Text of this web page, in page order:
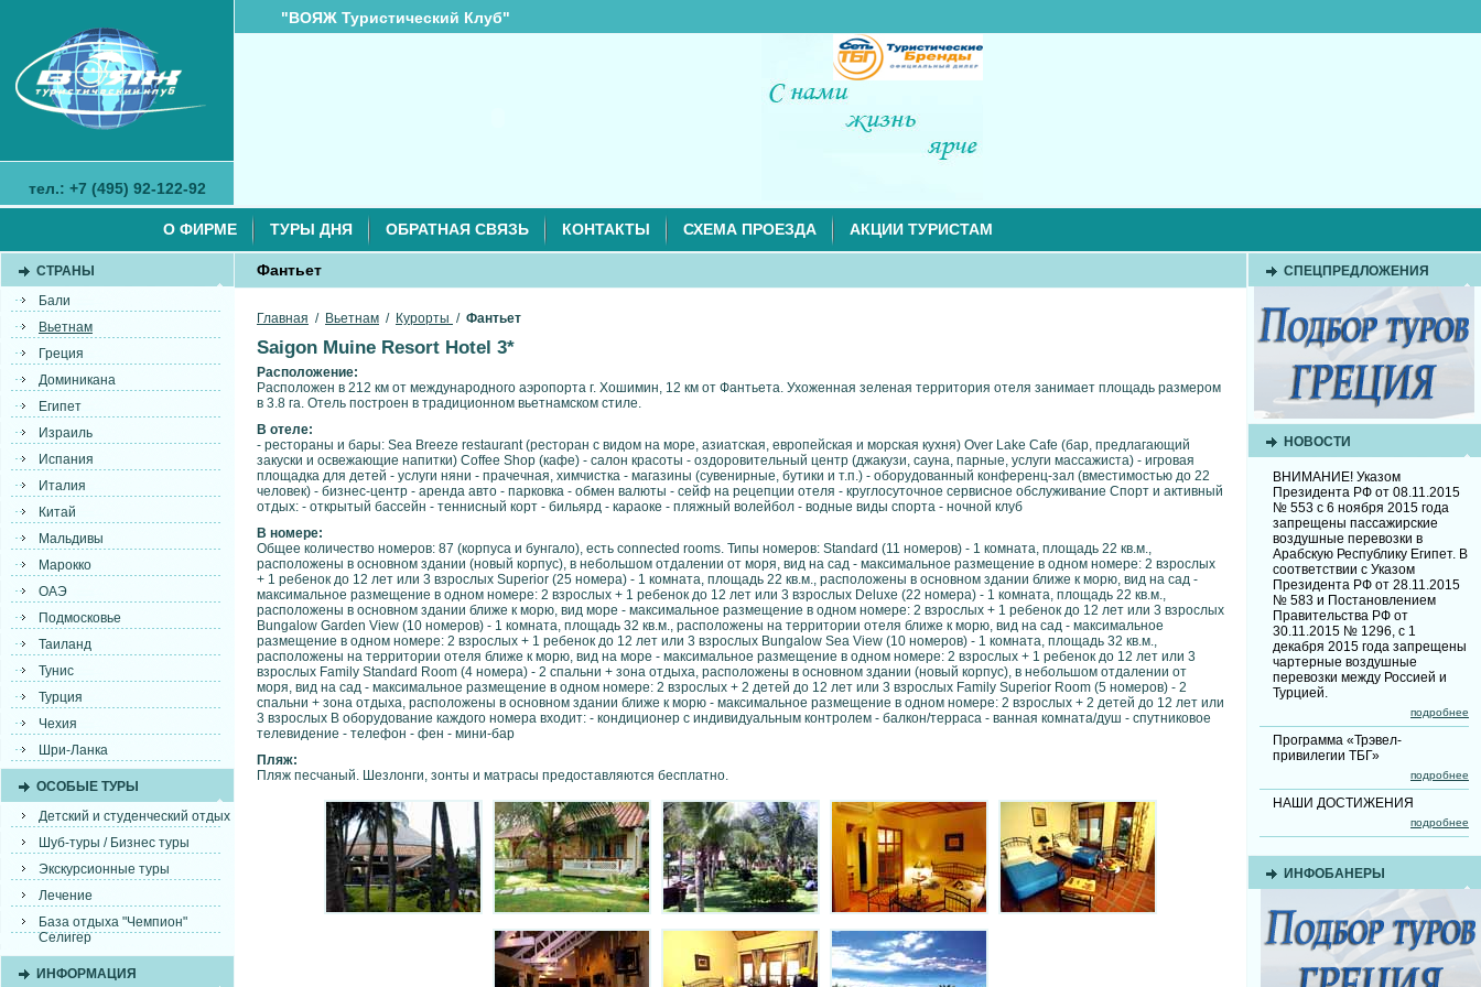
тел.: +7 (495) 92-122-92
"ВОЯЖ Туристический Клуб"
О ФИРМЕ ТУРЫ ДНЯ ОБРАТНАЯ СВЯЗЬ КОНТАКТЫ СХЕМА ПРОЕЗДА АКЦИИ ТУРИСТАМ
СТРАНЫ
Бали
Вьетнам
Греция
Доминикана
Египет
Израиль
Испания
Италия
Китай
Мальдивы
Марокко
ОАЭ
Подмосковье
Таиланд
Тунис
Турция
Чехия
Шри-Ланка
ОСОБЫЕ ТУРЫ
Детский и студенческий отдых
Шуб-туры / Бизнес туры
Экскурсионные туры
Лечение
База отдыха "Чемпион"
Селигер
ИНФОРМАЦИЯ
Фантьет
Главная / Вьетнам / Курорты / Фантьет
Saigon Muine Resort Hotel 3*
Расположение:
Расположен в 212 км от международного аэропорта г. Хошимин, 12 км от Фантьета. Ухоженная зеленая территория отеля занимает площадь размером
в 3.8 га. Отель построен в традиционном вьетнамском стиле.
В отеле:
- рестораны и бары: Sea Breeze restaurant (ресторан с видом на море, азиатская, европейская и морская кухня) Over Lake Cafe (бар, предлагающий
закуски и освежающие напитки) Coffee Shop (кафе) - салон красоты - оздоровительный центр (джакузи, сауна, парные, услуги массажиста) - игровая
площадка для детей - услуги няни - прачечная, химчистка - магазины (сувенирные, бутики и т.п.) - оборудованный конференц-зал (вместимостью до 22
человек) - бизнес-центр - аренда авто - парковка - обмен валюты - сейф на рецепции отеля - круглосуточное сервисное обслуживание Спорт и активный
отдых: - открытый бассейн - теннисный корт - бильярд - караоке - пляжный волейбол - водные виды спорта - ночной клуб
В номере:
Общее количество номеров: 87 (корпуса и бунгало), есть connected rooms. Типы номеров: Standard (11 номеров) - 1 комната, площадь 22 кв.м.,
расположены в основном здании (новый корпус), в небольшом отдалении от моря, вид на сад - максимальное размещение в одном номере: 2 взрослых
+ 1 ребенок до 12 лет или 3 взрослых Superior (25 номера) - 1 комната, площадь 22 кв.м., расположены в основном здании ближе к морю, вид на сад -
максимальное размещение в одном номере: 2 взрослых + 1 ребенок до 12 лет или 3 взрослых Deluxe (22 номера) - 1 комната, площадь 22 кв.м.,
расположены в основном здании ближе к морю, вид море - максимальное размещение в одном номере: 2 взрослых + 1 ребенок до 12 лет или 3 взрослых
Bungalow Garden View (10 номеров) - 1 комната, площадь 32 кв.м., расположены на территории отеля ближе к морю, вид на сад - максимальное
размещение в одном номере: 2 взрослых + 1 ребенок до 12 лет или 3 взрослых Bungalow Sea View (10 номеров) - 1 комната, площадь 32 кв.м.,
расположены на территории отеля ближе к морю, вид на море - максимальное размещение в одном номере: 2 взрослых + 1 ребенок до 12 лет или 3
взрослых Family Standard Room (4 номера) - 2 спальни + зона отдыха, расположены в основном здании (новый корпус), в небольшом отдалении от
моря, вид на сад - максимальное размещение в одном номере: 2 взрослых + 2 детей до 12 лет или 3 взрослых Family Superior Room (5 номеров) - 2
спальни + зона отдыха, расположены в основном здании ближе к морю - максимальное размещение в одном номере: 2 взрослых + 2 детей до 12 лет или
3 взрослых В оборудование каждого номера входит: - кондиционер с индивидуальным контролем - балкон/терраса - ванная комната/душ - спутниковое
телевидение - телефон - фен - мини-бар
Пляж:
Пляж песчаный. Шезлонги, зонты и матрасы предоставляются бесплатно.
СПЕЦПРЕДЛОЖЕНИЯ
НОВОСТИ
ВНИМАНИЕ! Указом
Президента РФ от 08.11.2015
№ 553 с 6 ноября 2015 года
запрещены пассажирские
воздушные перевозки в
Арабскую Республику Египет. В
соответствии с Указом
Президента РФ от 28.11.2015
№ 583 и Постановлением
Правительства РФ от
30.11.2015 № 1296, с 1
декабря 2015 года запрещены
чартерные воздушные
перевозки между Россией и
Турцией.
подробнее
Программа «Трэвел-
привилегии ТБГ»
подробнее
НАШИ ДОСТИЖЕНИЯ
подробнее
ИНФОБАНЕРЫ